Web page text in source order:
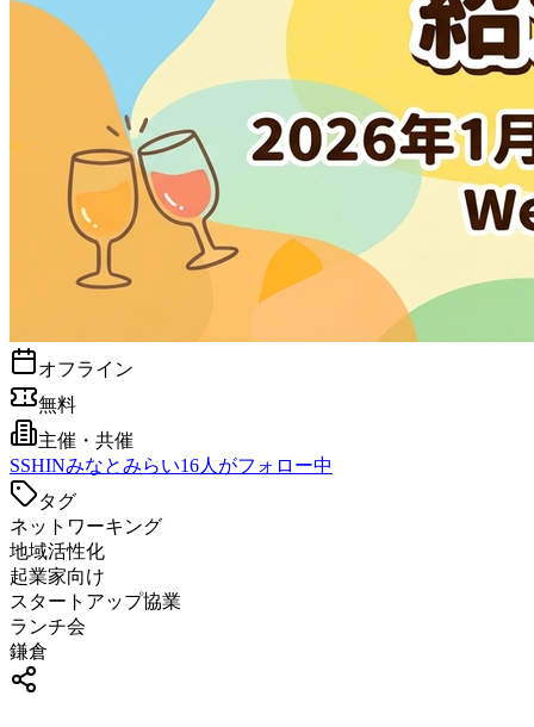
オフライン
無料
主催・共催
SSHINみなとみらい16人がフォロー中
タグ
ネットワーキング
地域活性化
起業家向け
スタートアップ協業
ランチ会
鎌倉